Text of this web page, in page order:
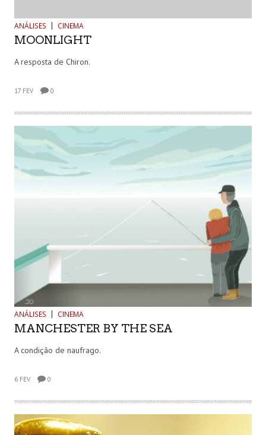
ANÁLISES CINEMA
MOONLIGHT
A resposta de Chiron.
17 FEV 0
ANÁLISES CINEMA
MANCHESTER BY THE SEA
A condição de naufrago.
6 FEV 0